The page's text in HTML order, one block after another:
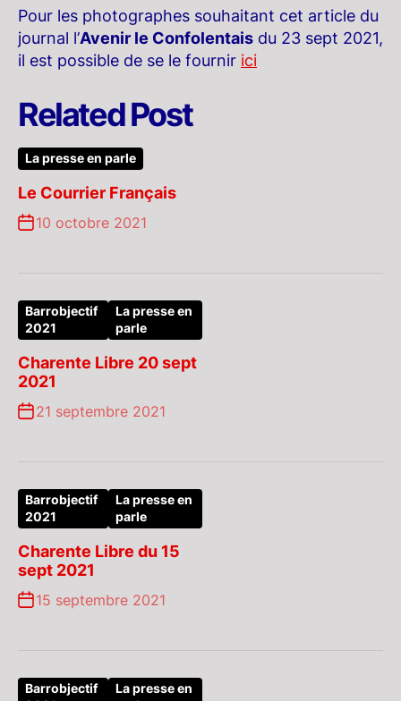
Pour les photographes souhaitant cet article du
journal l’Avenir le Confolentais du 23 sept 2021,
il est possible de se le fournir ici
Related Post
La presse en parle
Le Courrier Français
10 octobre 2021
Barrobjectif
2021
La presse en
parle
Charente Libre 20 sept
2021
21 septembre 2021
Barrobjectif
2021
La presse en
parle
Charente Libre du 15
sept 2021
15 septembre 2021
Barrobjectif
La presse en